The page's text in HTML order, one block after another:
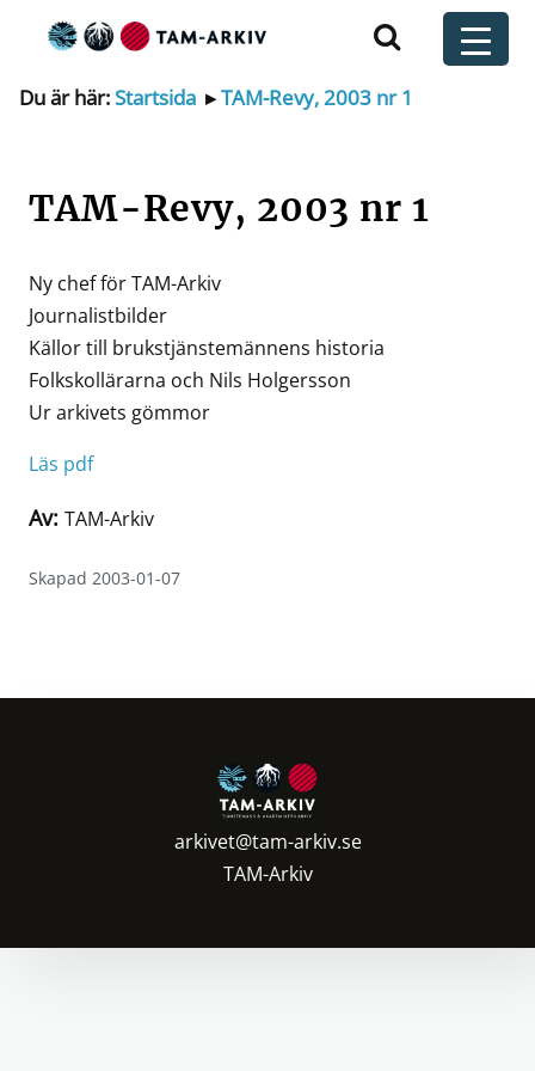
Huvudnavigering
Du är här:Startsida ▸TAM-Revy, 2003 nr 1
TAM-Revy, 2003 nr 1
Ny chef för TAM-Arkiv
Journalistbilder
Källor till brukstjänstemännens historia
Folkskollärarna och Nils Holgersson
Ur arkivets gömmor
Läs pdf
Av: TAM-Arkiv
Skapad 2003-01-07
arkivet@tam-arkiv.se
TAM-Arkiv